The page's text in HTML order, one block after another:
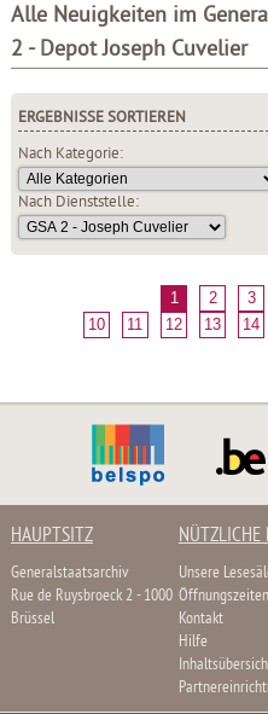
Alle Neuigkeiten im
2 - Depot Joseph Cuvelier
ERGEBNISSE SORTIEREN
Nach Kategorie:
Nach Dienststelle:
1 2 3
10
11 12 13 14
HAUPTSITZ
Generalstaatsarchiv
Rue de Ruysbroeck 2 - 1000
Brüssel
NÜTZLICHE
Unsere
Öffnungszeiten
Kontakt
Hilfe